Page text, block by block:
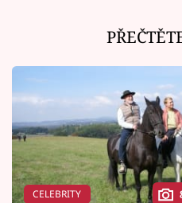
CELEBRITY